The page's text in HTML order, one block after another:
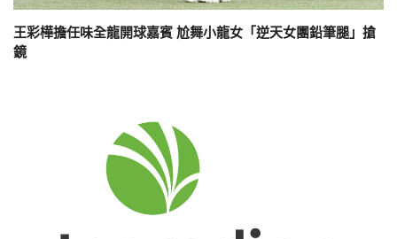
王彩樺擔任味全龍開球嘉賓 尬舞小龍女「逆天女團鉛筆腿」搶
鏡